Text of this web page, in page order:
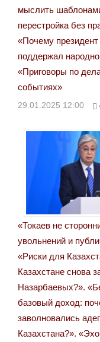
мыслить
перестройка без
«Почему
поддержал
«Приговоры по
событиях»
29.01.2025 12:00
«Токаев не
увольнений и
«Риски для
Казахстане снова
Назарбаевых?».
базовый доход:
заволновались
Казахстана?».